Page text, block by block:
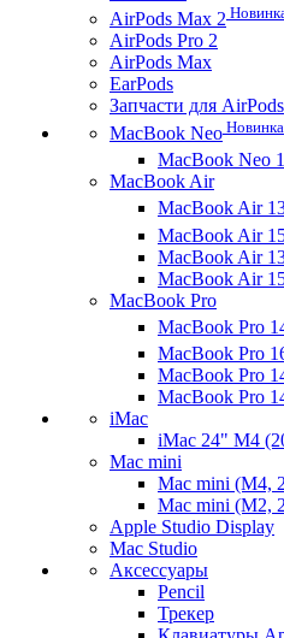
AirPods Max 2
AirPods Pro 2
AirPods Max
EarPods
Запчасти для AirPods
MacBook Neo Новинка
MacBook Neo
MacBook Air
MacBook Air
MacBook Air
MacBook Air
MacBook Air
MacBook Pro
MacBook Pro
MacBook Pro
MacBook Pro
MacBook Pro
iMac
iMac 24" M4
Mac mini
Mac mini (M4,
Mac mini (M2,
Apple Studio Display
Mac Studio
Аксессуары
Pencil
Трекер